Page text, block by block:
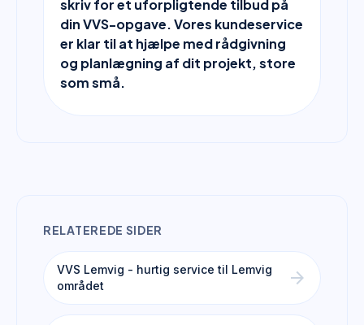
skriv for et uforpligtende tilbud på
din VVS-opgave. Vores kundeservice
er klar til at hjælpe med rådgivning
og planlægning af dit projekt, store
som små.
RELATEREDE SIDER
VVS Lemvig - hurtig service til Lemvig
området
arrow_forward